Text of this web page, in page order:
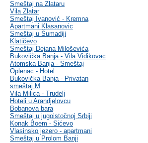
Smeštaj na Zlataru
Vila Zlatar
Smeštaj Ivanović - Kremna
Apartmani Klasanovic
Smeštaj u Šumadiji
Klatičevo
Smeštaj Dejana Miloševića
Bukovička Banja - Vila Vidikovac
Atomska Banja - Smeštaj
Oplenac - Hotel
Bukovička Banja - Privatan
smeštaj M
Vila Milica - Trudelj
Hoteli u Arandjelovcu
Bobanova bara
Smeštaj u jugoistočnoj Srbiji
Konak Boem - Sićevo
Vlasinsko jezero - apartmani
Smeštaj u Prolom Banji